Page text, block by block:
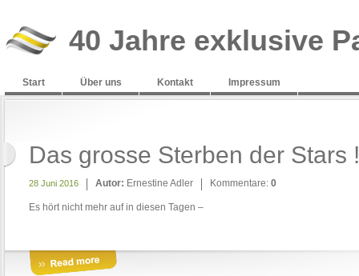
40 Jahre exklusive
Start Über uns Kontakt Impressum
Das grosse Sterben der Stars !
28 Juni 2016 Autor: Ernestine Adler Kommentare: 0
Es hört nicht mehr auf in diesen Tagen –